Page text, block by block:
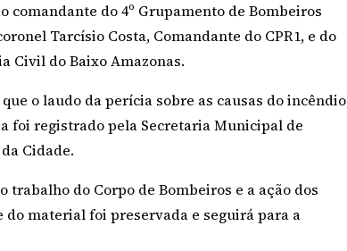
comandante do 4º Grupamento de Bombeiros
Tarcísio Costa, Comandante do CPR1, e do
Civil do Baixo Amazonas.
o laudo da perícia sobre as causas do incêndio
foi registrado pela Secretaria Municipal de
Cidade.
do Corpo de Bombeiros e a ação dos
material foi preservada e seguirá para a